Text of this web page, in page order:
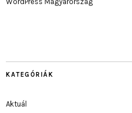
KATEGÓRIÁK
Aktuál